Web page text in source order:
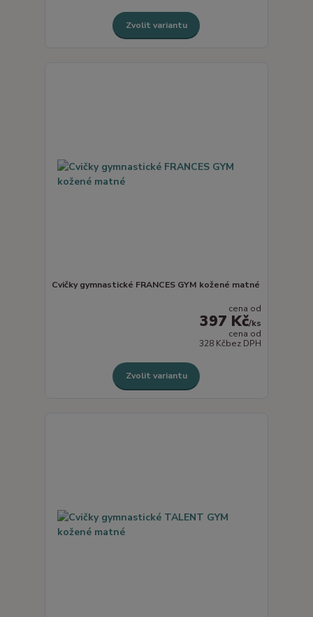
Zvolit variantu
Cvičky gymnastické FRANCES GYM kožené matné
cena od
397 Kč/ks
cena od
328 Kčbez DPH
Zvolit variantu